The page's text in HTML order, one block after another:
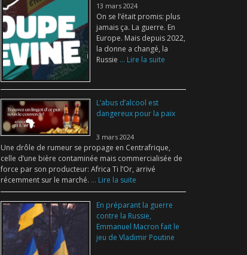
13 mars 2024
On se l’était promis: plus
jamais ça. La guerre. En
Europe. Mais depuis 2022,
la donne a changé, la
Russie ... Lire la suite
L’abus d’alcool est
dangereux pour la paix
3 mars 2024
Une drôle de rumeur se propage en Centrafrique,
celle d’une bière contaminée mais commercialisée de
force par son producteur: Africa Ti l’Or, arrivé
récemment sur le marché. ... Lire la suite
En préparant la guerre
contre la Russie,
Emmanuel Macron fait le
jeu de Vladimir Poutine